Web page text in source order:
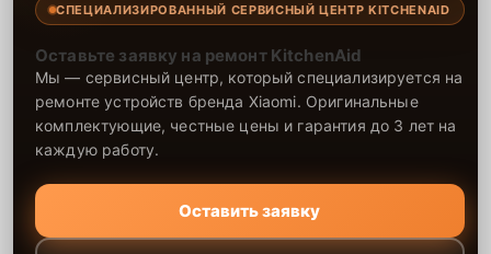
СПЕЦИАЛИЗИРОВАННЫЙ СЕРВИСНЫЙ ЦЕНТР KITCHENAID
Оставьте заявку на ремонт KitchenAid
Мы — сервисный центр, который специализируется на
ремонте устройств бренда Xiaomi. Оригинальные
комплектующие, честные цены и гарантия до 3 лет на
каждую работу.
Оставить заявку